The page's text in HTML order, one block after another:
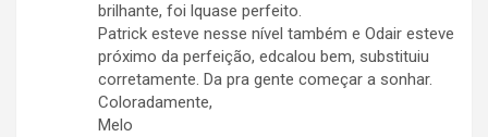
brilhante, foi lquase perfeito.
Patrick esteve nesse nível também e Odair esteve
próximo da perfeição, edcalou bem, substituiu
corretamente. Da pra gente começar a sonhar.
Coloradamente,
Melo